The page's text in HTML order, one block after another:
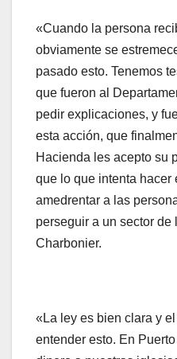
«Cuando la persona
obviamente se
pasado esto. Tenemos
que fueron al
pedir explicaciones, y
esta acción, que
Hacienda les acepto su
que lo que intenta hacer
amedrentar a las
perseguir a un sector
Charbonier.
«La ley es bien clara y
entender esto. En